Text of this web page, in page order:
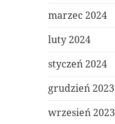
marzec 2024
luty 2024
styczeń 2024
grudzień 2023
wrzesień 2023